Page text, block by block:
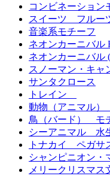
コンビネーション
スイーツ フルー
音楽系モチーフ
ネオンカーニバ
ネオンカーニバル
スノーマン・キャ
サンタクロース
トレイン
動物（アニマル
鳥（バード） モ
シーアニマル 水
トナカイ ペガ
シャンピニオン・
メリークリスマス